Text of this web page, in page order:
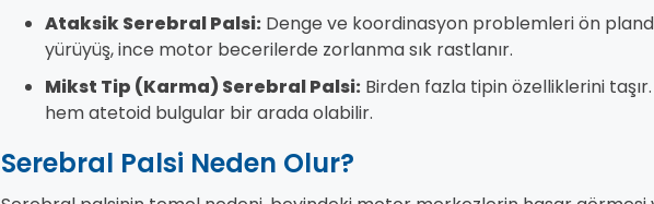
Ataksik Serebral Palsi: Denge ve koordinasyon problemleri ön
yürüyüş, ince motor becerilerde zorlanma sık rastlanır.
Mikst Tip (Karma) Serebral Palsi: Birden fazla tipin özelliklerini
hem atetoid bulgular bir arada olabilir.
Serebral Palsi Neden Olur?